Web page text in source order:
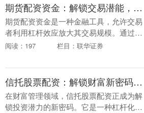
期货配资资金：解锁交易潜能，助你致富
期货配资资金是一种金融工具，允许交易
者利用杠杆效应放大其交易规模。通过使
用配资资金，交易者可以增加其潜在利
金的优势：**....
阅读：197 栏目：联华证券
信托股票配资：解锁财富新密码，实现投资梦想
在财富管理领域，信托股票配资正成为解
锁投资潜力的新密码。它是一种杠杆化的